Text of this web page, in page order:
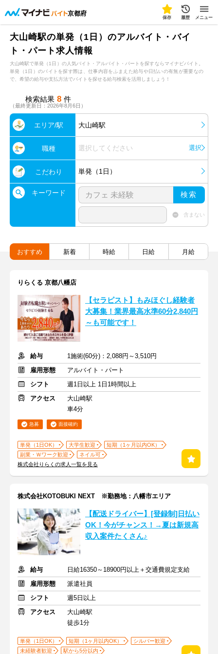
京都府
保存 履歴 メニュー
大山崎駅の単発（1日）のアルバイト・バイ
ト・パート求人情報
大山崎駅で単発（1日）の人気バイト・アルバイト・パートを探すならマイナビバイト。
単発（1日）のバイトを探す際は、仕事内容をふまえた給与や日払いの有無が重要なの
で、希望の給与や支払方法でバイトを探せる給与検索を活用しましょう！
検索結果 8 件
（最終更新日：2026年8月6日）
エリア/駅 大山崎駅
職種 選択してください 選択
こだわり 単発（1日）
キーワード 検索
含まない
おすすめ 新着 時給 日給 月給
りらくる 京都八幡店
【セラピスト】もみほぐし経験者
大募集！業界最高水準60分2,840円
～も可能です！
給与
1施術(60分)：2,088円～3,510円
雇用形態
アルバイト・パート
シフト
週1日以上 1日1時間以上
アクセス
大山崎駅
車4分
急募 面接確約
単発（1日OK） 大学生歓迎
短期（1ヶ月以内OK）
副業・Ｗワーク歓迎
ネイル可
株式会社りらくの求人一覧を見る
株式会社KOTOBUKI NEXT ※勤務地：八幡市エリア
【配送ドライバー】[登録制]日払い
OK！今がチャンス！→夏は新規高
収入案件たくさん♪
給与
日給16350～18900円以上＋交通費規定支給
雇用形態
派遣社員
シフト
週5日以上
アクセス
大山崎駅
徒歩1分
単発（1日OK） 短期（1ヶ月以内OK）
シルバー歓迎
未経験者歓迎
駅から5分以内